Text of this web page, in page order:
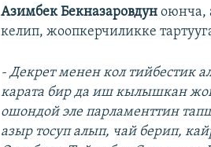
Азимбек Бекназаровдун оюнча,
келип, жоопкерчиликке
- Декрет менен кол тийбестик
карата бир да иш кылышкан
ошондой эле парламенттин
азыр тосуп алып, чай берип,